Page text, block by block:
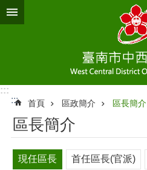
跳到主要內容區塊
:::
:::
首頁 區政簡介 區長簡介
區長簡介
現任區長 首任區長(官派)